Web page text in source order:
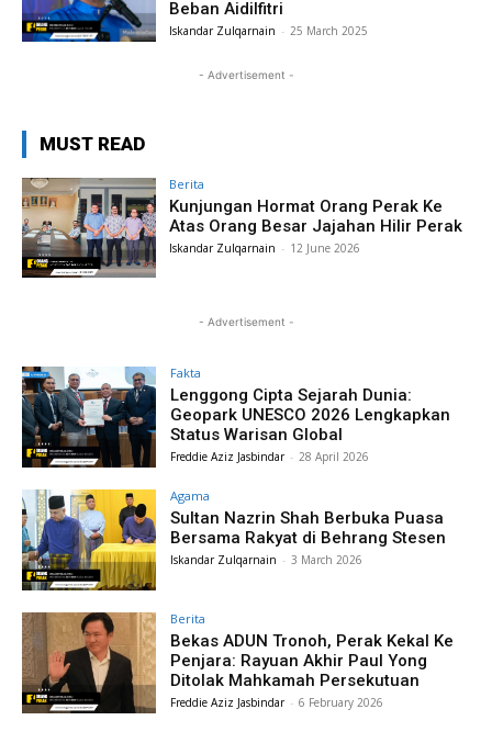
Beban Aidilfitri
Iskandar Zulqarnain - 25 March 2025
- Advertisement -
MUST READ
Berita
Kunjungan Hormat Orang Perak Ke
Atas Orang Besar Jajahan Hilir Perak
Iskandar Zulqarnain - 12 June 2026
- Advertisement -
Fakta
Lenggong Cipta Sejarah Dunia:
Geopark UNESCO 2026 Lengkapkan
Status Warisan Global
Freddie Aziz Jasbindar - 28 April 2026
Agama
Sultan Nazrin Shah Berbuka Puasa
Bersama Rakyat di Behrang Stesen
Iskandar Zulqarnain - 3 March 2026
Berita
Bekas ADUN Tronoh, Perak Kekal Ke
Penjara: Rayuan Akhir Paul Yong
Ditolak Mahkamah Persekutuan
Freddie Aziz Jasbindar - 6 February 2026